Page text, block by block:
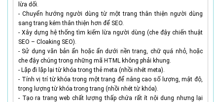
lừa dối.
- Chuyển hướng người dùng từ một trang thân thiện người dùng
sang trang kém thân thiện hơn để SEO.
- Xây dựng hệ thống tìm kiếm lừa người dùng (che đậy chiến thuật
SEO – Cloaking SEO).
- Sử dụng văn bản ẩn hoặc ẩn dưới nền trang, chữ quá nhỏ, hoặc
che đậy chúng trong những mã HTML không phải khung.
- Lặp đi lặp lại từ khóa trong thẻ meta (nhồi nhét meta).
- Tính vị trí từ khóa trong một trang để nâng cao số lượng, mật độ,
trọng lượng từ khóa trong trang (nhồi nhét từ khóa).
- Tạo ra trang web chất lượng thấp chứa rất ít nội dung nhưng lại